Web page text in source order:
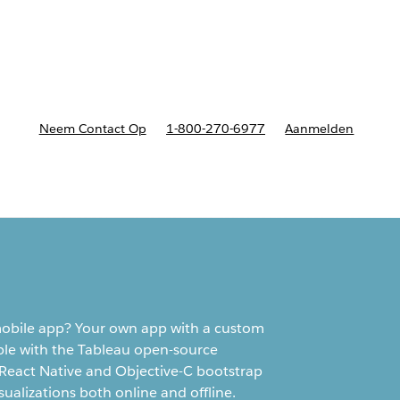
Neem Contact Op 1-800-270-6977 Aanmelden
app? Your own app with a custom
with the Tableau open-source
Native and Objective-C bootstrap
both online and offline.